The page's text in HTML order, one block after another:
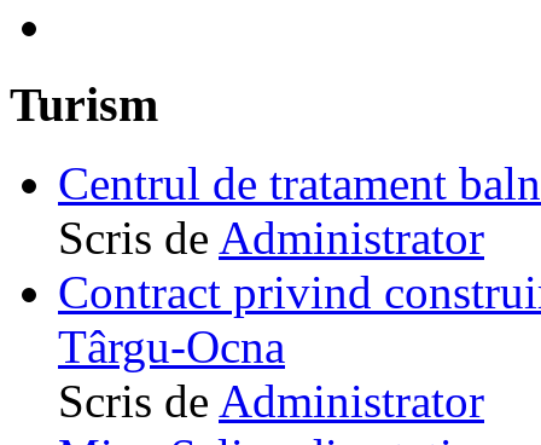
Turism
Centrul de tratament
Scris de Administrator
Contract privind
Târgu-Ocna
Scris de Administrator